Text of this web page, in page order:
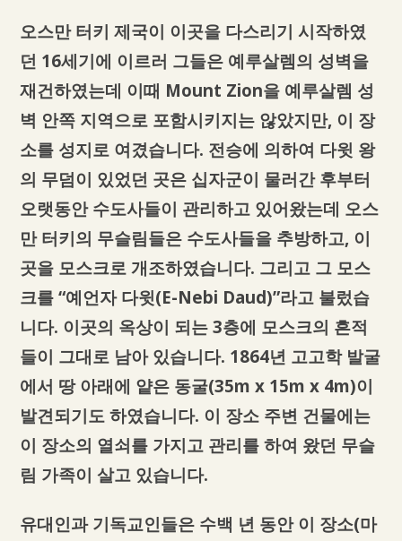
오스만 터키 제국이 이곳을 다스리기 시작하였
던 16세기에 이르러 그들은 예루살렘의 성벽을
재건하였는데 이때 Mount Zion을 예루살렘 성
벽 안쪽 지역으로 포함시키지는 않았지만, 이 장
소를 성지로 여겼습니다. 전승에 의하여 다윗 왕
의 무덤이 있었던 곳은 십자군이 물러간 후부터
오랫동안 수도사들이 관리하고 있어왔는데 오스
만 터키의 무슬림들은 수도사들을 추방하고, 이
곳을 모스크로 개조하였습니다. 그리고 그 모스
크를 “예언자 다윗(E-Nebi Daud)”라고 불렀습
니다. 이곳의 옥상이 되는 3층에 모스크의 흔적
들이 그대로 남아 있습니다. 1864년 고고학 발굴
에서 땅 아래에 얕은 동굴(35m x 15m x 4m)이
발견되기도 하였습니다. 이 장소 주변 건물에는
이 장소의 열쇠를 가지고 관리를 하여 왔던 무슬
림 가족이 살고 있습니다.
유대인과 기독교인들은 수백 년 동안 이 장소(마